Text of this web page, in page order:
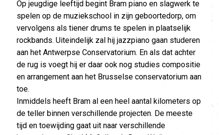
Op jeugdige leeftijd begint Bram piano en slagwerk te
spelen op de muziekschool in zijn geboortedorp, om
vervolgens als tiener drums te spelen in plaatselijk
rockbands. Uiteindelijk zal hij jazzpiano gaan studeren
aan het Antwerpse Conservatorium. En als dat achter
de rug is voegt hij er daar ook nog studies compositie
en arrangement aan het Brusselse conservatorium aan
toe.
Inmiddels heeft Bram al een heel aantal kilometers op
de teller binnen verschillende projecten. De meeste
tijd en toewijding gaat uit naar verschillende